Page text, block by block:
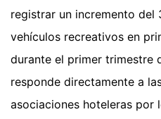
registrar un incremento del
vehículos recreativos en
durante el primer trimestre
responde directamente a
asociaciones hoteleras por